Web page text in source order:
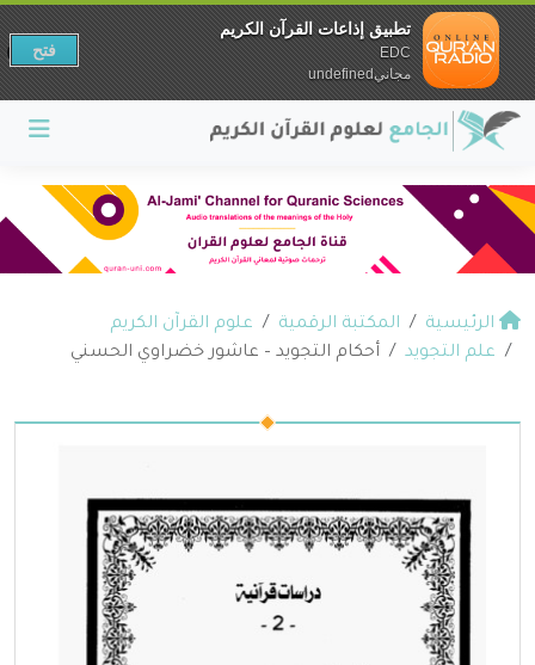
الرئيسية المكتبة الرقمية
علوم القرآن الكريم
علم التجويد
أحكام التجويد – عاشور خضراوي الحسني
تطبيق إذاعات القرآن الكريم
EDC
مجانيundefined
فتح